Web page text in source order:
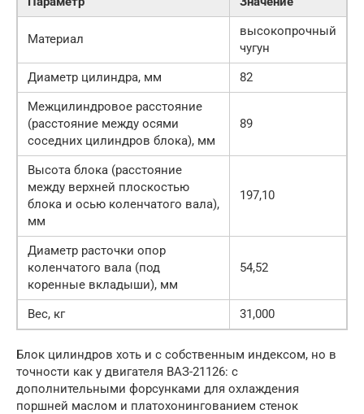
Материал
высокопрочный
чугун
Диаметр цилиндра, мм
82
Межцилиндровое расстояние
(расстояние между осями
соседних цилиндров блока), мм
89
Высота блока (расстояние
между верхней плоскостью
блока и осью коленчатого вала),
мм
197,10
Диаметр расточки опор
коленчатого вала (под
коренные вкладыши), мм
54,52
Вес, кг 31,000
Блок цилиндров хоть и с собственным индексом, но в
точности как у двигателя ВАЗ-21126: с
дополнительными форсунками для охлаждения
поршней маслом и платохонингованием стенок